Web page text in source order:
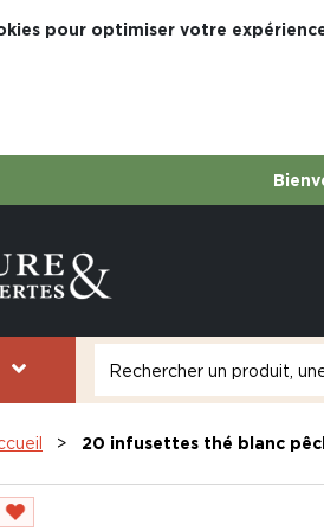
pour optimiser votre
20 infusettes thé blanc